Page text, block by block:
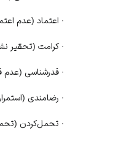
· اعتماد (عدم
·کرامت (تحقیر
· قدرشناسی (عدم
· رضامندی
· تحمل‏‌کردن